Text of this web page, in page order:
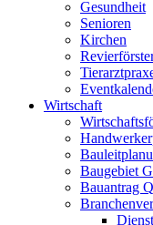
Gesundheit
Senioren
Kirchen
Wirtschaft
Baugebiet
Bauantrag